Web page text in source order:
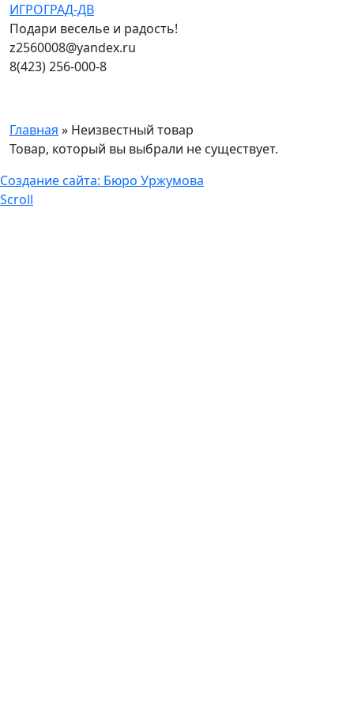
ИГРОГРАД-ДВ
Подари веселье и радость!
z2560008@yandex.ru
8(423) 256-000-8
Главная » Неизвестный товар
Товар, который вы выбрали не существует.
Создание сайта: Бюро Уржумова
Scroll